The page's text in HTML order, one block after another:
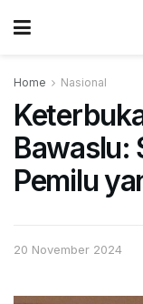
Home Nasional
Bawaslu:
Pemilu
20 November 2024